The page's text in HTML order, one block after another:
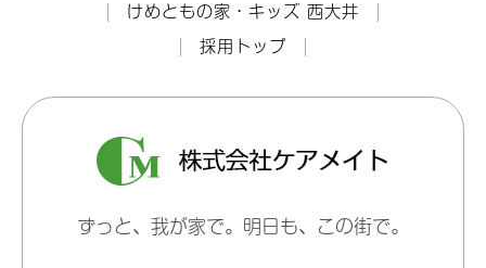
けめともの家・キッズ 西大井
採用トップ
ずっと、我が家で。明日も、この街で。